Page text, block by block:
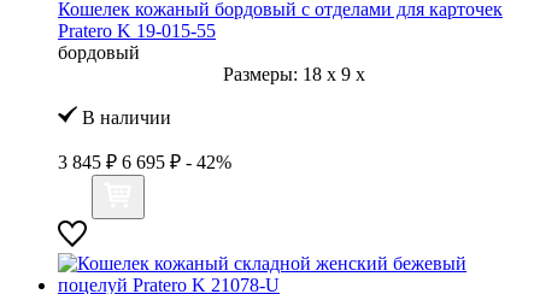
Кошелек кожаный бордовый с отделами для карточек
Pratero K 19-015-55
бордовый
Размеры: 18 x 9 x
В наличии
3 845 ₽ 6 695 ₽ - 42%